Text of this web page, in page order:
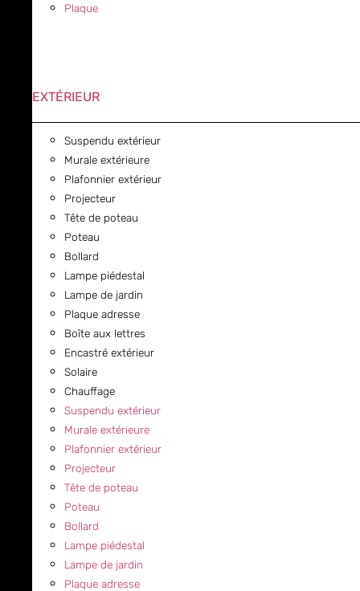
Plaque
EXTÉRIEUR
Suspendu extérieur
Murale extérieure
Plafonnier extérieur
Projecteur
Tête de poteau
Poteau
Bollard
Lampe piédestal
Lampe de jardin
Plaque adresse
Boîte aux lettres
Encastré extérieur
Solaire
Chauffage
Suspendu extérieur
Murale extérieure
Plafonnier extérieur
Projecteur
Tête de poteau
Poteau
Bollard
Lampe piédestal
Lampe de jardin
Plaque adresse